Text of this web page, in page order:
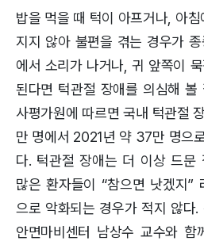
밥을 먹을 때 턱이 아프거나, 아
지지 않아 불편을 겪는 경우가
에서 소리가 나거나, 귀 앞쪽이
된다면 턱관절 장애를 의심해 볼
사평가원에 따르면 국내 턱관절
만 명에서 2021년 약 37만 명으
다. 턱관절 장애는 더 이상 드문
많은 환자들이 “참으면 낫겠지”
으로 악화되는 경우가 적지 않다.
안면마비센터 남상수 교수와 함